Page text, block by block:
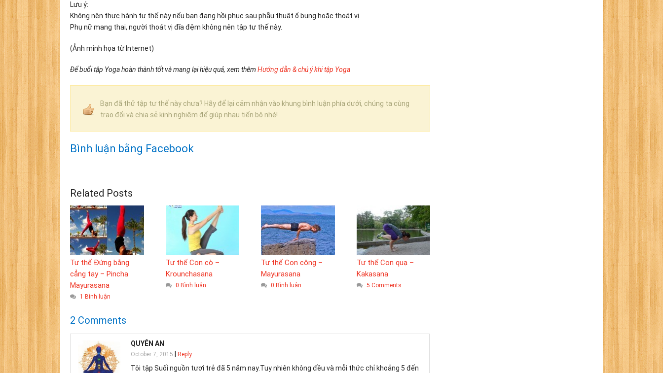
Lưu ý:
Không nên thực hành tư thế này nếu bạn đang hồi phục sau phẫu thuật ổ bụng hoặc thoát vị.
Phụ nữ mang thai, người thoát vị đĩa đệm không nên tập tư thế này.
(Ảnh minh họa từ Internet)
Để buổi tập Yoga hoàn thành tốt và mang lại hiệu quả, xem thêm Hướng dẫn & chú ý khi tập Yoga
Bạn đã thử tập tư thế này chưa? Hãy để lại cảm nhận vào khung bình luận phía dưới, chúng ta cùng
trao đổi và chia sẻ kinh nghiệm để giúp nhau tiến bộ nhé!
Bình luận bằng Facebook
Related Posts
Tư thế Đứng bằng
cẳng tay – Pincha
Mayurasana
1 Bình luận
Tư thế Con cò –
Krounchasana
0 Bình luận
Tư thế Con công –
Mayurasana
0 Bình luận
Tư thế Con quạ –
Kakasana
5 Comments
2 Comments
QUYÊN AN
October 7, 2015 |Reply
Tôi tập Suối nguồn tươi trẻ đã 5 năm nay.Tuy nhiên không đều và mỗi thức chỉ khoảng 5 đến